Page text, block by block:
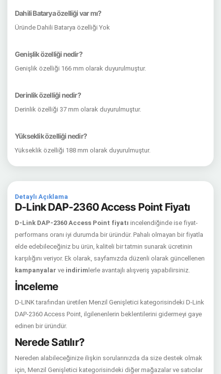
Dahili Batarya özelliği var mı?
Üründe Dahili Batarya özelliği Yok
Genişlik özelliği nedir?
Genişlik özelliği 166 mm olarak duyurulmuştur.
Derinlik özelliği nedir?
Derinlik özelliği 37 mm olarak duyurulmuştur.
Yükseklik özelliği nedir?
Yükseklik özelliği 188 mm olarak duyurulmuştur.
Detaylı Açıklama
D-Link DAP-2360 Access Point Fiyatı
D-Link DAP-2360 Access Point fiyatı incelendiğinde ise fiyat-
performans oranı iyi durumda bir üründür. Pahalı olmayan bir fiyatla
elde edebileceğiniz bu ürün, kaliteli bir tatmin sunarak ücretinin
karşılığını veriyor. Ek olarak, sayfamızda düzenli olarak güncellenen
kampanyalar ve indirim lerle avantajlı alışveriş yapabilirsiniz.
İnceleme
D-LINK tarafından üretilen Menzil Genişletici kategorisindeki D-Link
DAP-2360 Access Point, ilgilenenlerin beklentilerini gidermeyi gaye
edinen bir üründür.
Nerede Satılır?
Nereden alabileceğinize ilişkin sorularınızda da size destek olmak
için, Menzil Genişletici kategorisindeki diğer mağazalar ve satıcılar